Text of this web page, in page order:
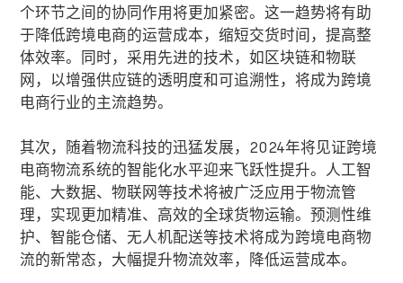
个环节之间的协同作用将更加紧密。这一趋势将有助
于降低跨境电商的运营成本，缩短交货时间，提高整
体效率。同时，采用先进的技术，如区块链和物联
网，以增强供应链的透明度和可追溯性，将成为跨境
电商行业的主流趋势。
其次，随着物流科技的迅猛发展，2024年将见证跨境
电商物流系统的智能化水平迎来飞跃性提升。人工智
能、大数据、物联网等技术将被广泛应用于物流管
理，实现更加精准、高效的全球货物运输。预测性维
护、智能仓储、无人机配送等技术将成为跨境电商物
流的新常态，大幅提升物流效率，降低运营成本。